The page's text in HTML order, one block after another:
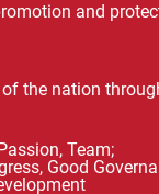
and
the nation
Team;
Good